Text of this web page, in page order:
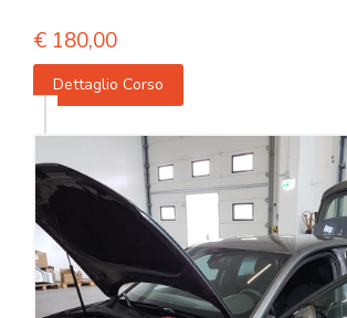
€ 180,00
Dettaglio Corso